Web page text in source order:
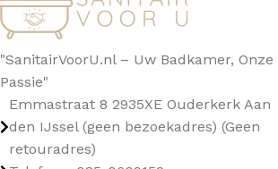
"SanitairVoorU.nl – Uw Badkamer, Onze
Passie"
Emmastraat 8 2935XE Ouderkerk Aan
den IJssel (geen bezoekadres) (Geen
retouradres)